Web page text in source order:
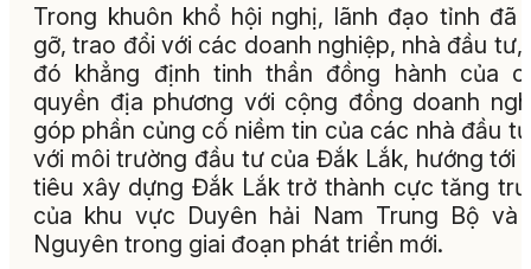
Trong khuôn khổ hội nghị, lãnh đạo tỉnh đã
gỡ, trao đổi với các doanh nghiệp, nhà đầu tư,
đó khẳng định tinh thần đồng hành của
quyền địa phương với cộng đồng doanh
góp phần củng cố niềm tin của các nhà đầu
với môi trường đầu tư của Đắk Lắk, hướng tới
tiêu xây dựng Đắk Lắk trở thành cực tăng
của khu vực Duyên hải Nam Trung Bộ và
Nguyên trong giai đoạn phát triển mới.